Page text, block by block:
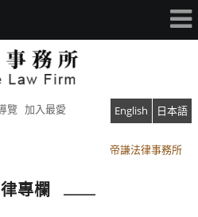
覽 加入最愛 English 日本語
帝謙法律事務所
專欄